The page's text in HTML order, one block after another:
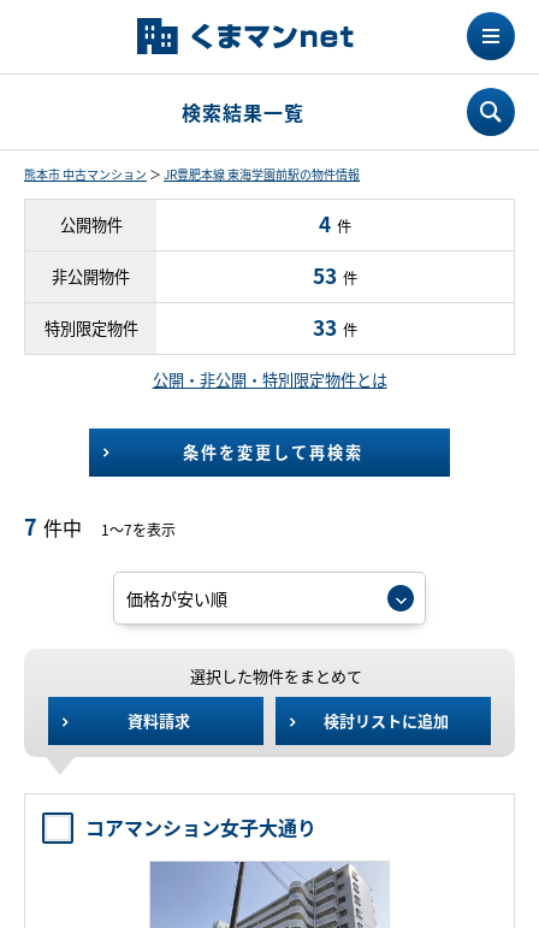
検索結果一覧
熊本市 中古マンション ＞ JR豊肥本線 東海学園前駅の物件情報
公開物件 4 件
非公開物件 53 件
特別限定物件 33 件
公開・非公開・特別限定物件とは
条件を変更して再検索
7 件中 1～7を表示
選択した物件をまとめて
資料請求
検討リストに追加
コアマンション女子大通り